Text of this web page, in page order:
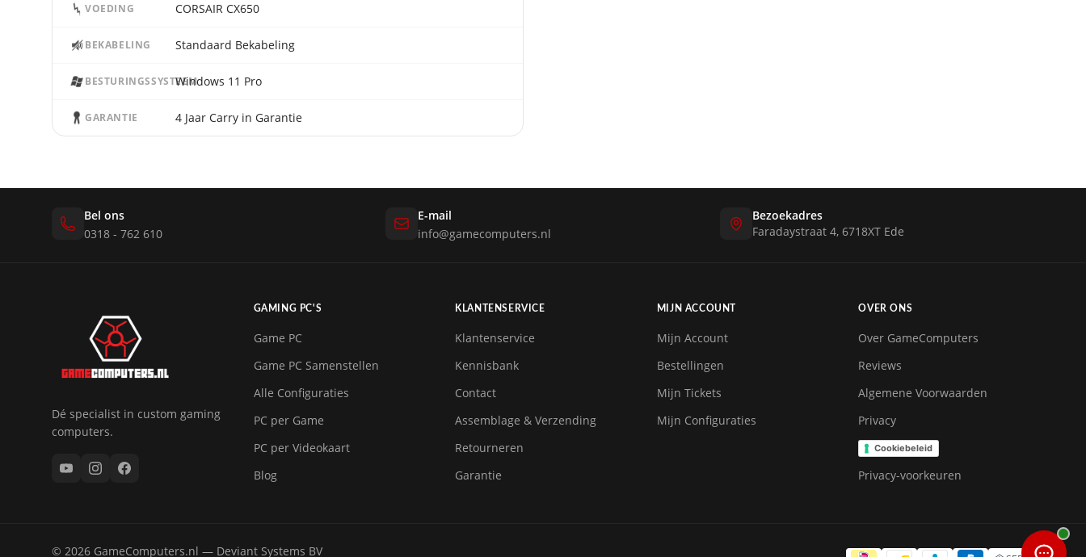
VOEDING CORSAIR CX650
BEKABELING Standaard Bekabeling
BESTURINGSSYSTEEMWindows 11 Pro
GARANTIE 4 Jaar Carry in Garantie
Bel ons
0318 - 762 610
E-mail
info@gamecomputers.nl
Bezoekadres
Faradaystraat 4, 6718XT Ede
Dé specialist in custom gaming
computers.
GAMING PC'S
Game PC
Game PC Samenstellen
Alle Configuraties
PC per Game
PC per Videokaart
Blog
KLANTENSERVICE
Klantenservice
Kennisbank
Contact
Assemblage & Verzending
Retourneren
Garantie
MIJN ACCOUNT
Mijn Account
Bestellingen
Mijn Tickets
Mijn Configuraties
OVER ONS
Over GameComputers
Reviews
Algemene Voorwaarden
Privacy
Cookiebeleid
Privacy-voorkeuren
© 2026 GameComputers.nl — Deviant Systems BV